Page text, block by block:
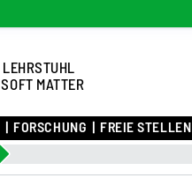
LEHRSTUHL
SOFT MATTER
FORSCHUNG FREIE STELLEN